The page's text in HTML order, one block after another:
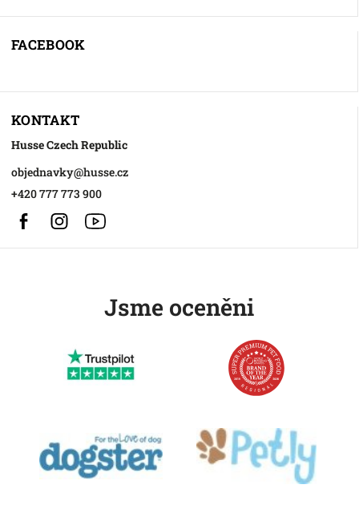
FACEBOOK
KONTAKT
Husse Czech Republic
objednavky@husse.cz
+420 777 773 900
FacebookInstagram
Jsme oceněni